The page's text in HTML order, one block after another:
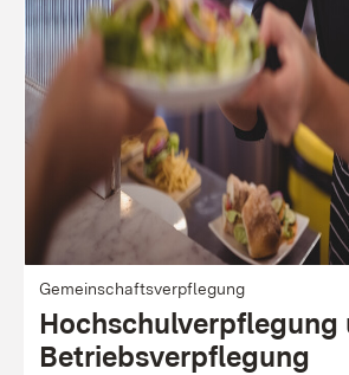
Gemeinschaftsverpflegung
Hochschul­verpfle­gung
Betriebs­verpfle­gung